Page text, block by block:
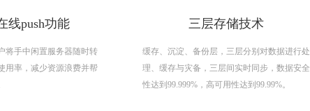
线push功能
将手中闲置服务器随时转
用率，减少资源浪费并帮
三层存储技术
缓存、沉淀、备份层，三层分别对数据进行处
理、缓存与灾备，三层间实时同步，数据安全
性达到99.999%，高可用性达到99.99%。